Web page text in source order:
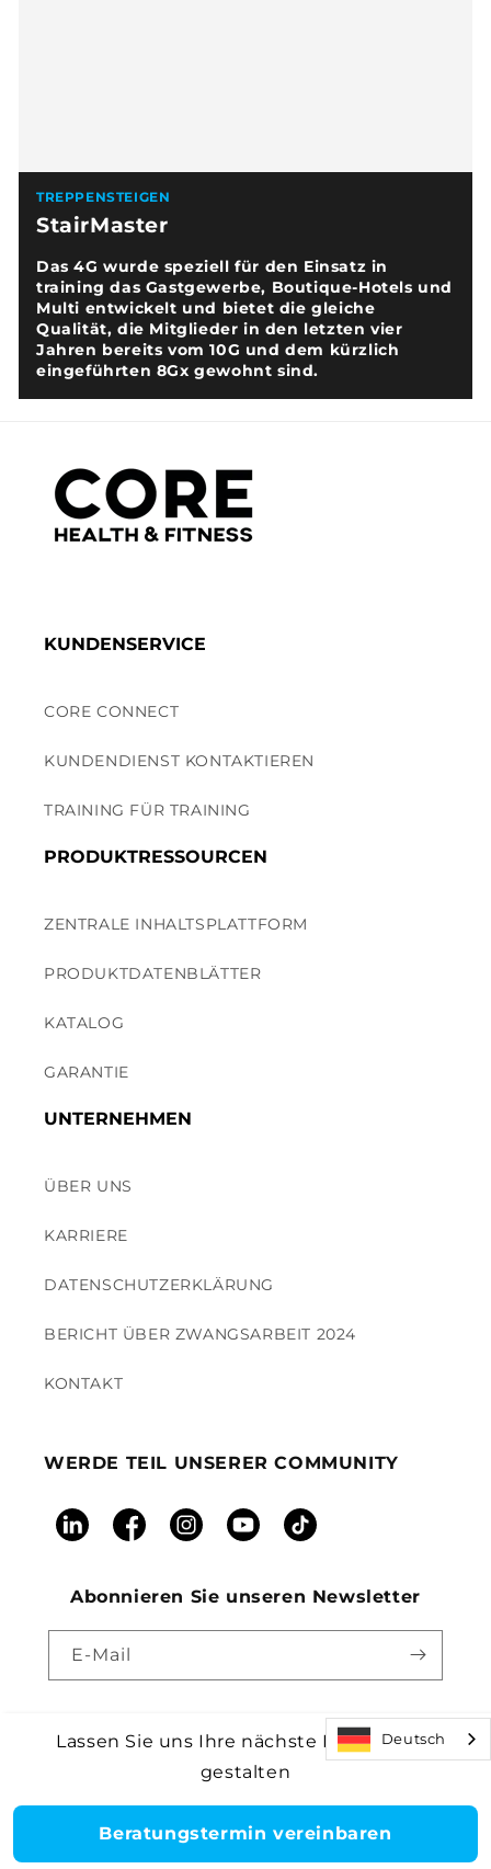
TREPPENSTEIGEN
StairMaster
Das 4G wurde speziell für den Einsatz in
training das Gastgewerbe, Boutique-Hotels und
Multi entwickelt und bietet die gleiche
Qualität, die Mitglieder in den letzten vier
Jahren bereits vom 10G und dem kürzlich
eingeführten 8Gx gewohnt sind.
KUNDENSERVICE
CORE CONNECT
KUNDENDIENST KONTAKTIEREN
TRAINING FÜR TRAINING
PRODUKTRESSOURCEN
ZENTRALE INHALTSPLATTFORM
PRODUKTDATENBLÄTTER
KATALOG
GARANTIE
UNTERNEHMEN
ÜBER UNS
KARRIERE
DATENSCHUTZERKLÄRUNG
BERICHT ÜBER ZWANGSARBEIT 2024
KONTAKT
WERDE TEIL UNSERER COMMUNITY
LinkedInFacebookInstagramYouTubeTikTok
Abonnieren Sie unseren Newsletter
E-Mail
Zahlungsmethoden
Core Health & Fitness, LLC. Alle Rechte vorbehalten.
Lassen Sie uns Ihre nächste Einrichtung
gestalten
Beratungstermin vereinbaren
Deutsch